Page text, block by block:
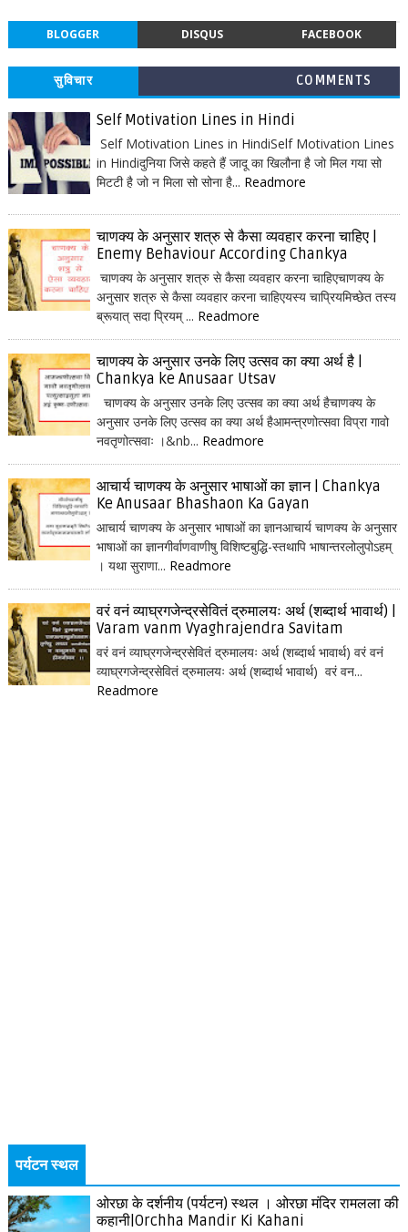
BLOGGER DISQUS FACEBOOK
सुविचार COMMENTS
Self Motivation Lines in Hindi
Self Motivation Lines in HindiSelf Motivation Lines
in Hindiदुनिया जिसे कहते हैं जादू का खिलौना है जो मिल गया सो
मिटटी है जो न मिला सो सोना है... Readmore
चाणक्य के अनुसार शत्रु से कैसा व्यवहार करना चाहिए |
Enemy Behaviour According Chankya
चाणक्य के अनुसार शत्रु से कैसा व्यवहार करना चाहिएचाणक्य के
अनुसार शत्रु से कैसा व्यवहार करना चाहिएयस्य चाप्रियमिच्छेत तस्य
ब्रूयात् सदा प्रियम् ... Readmore
चाणक्य के अनुसार उनके लिए उत्सव का क्या अर्थ है |
Chankya ke Anusaar Utsav
चाणक्य के अनुसार उनके लिए उत्सव का क्या अर्थ हैचाणक्य के
अनुसार उनके लिए उत्सव का क्या अर्थ हैआमन्त्रणोत्सवा विप्रा गावो
नवतृणोत्सवाः ।&nb... Readmore
आचार्य चाणक्य के अनुसार भाषाओं का ज्ञान | Chankya
Ke Anusaar Bhashaon Ka Gayan
आचार्य चाणक्य के अनुसार भाषाओं का ज्ञानआचार्य चाणक्य के अनुसार
भाषाओं का ज्ञानगीर्वाणवाणीषु विशिष्टबुद्धि-स्तथापि भाषान्तरलोलुपोऽहम्
। यथा सुराणा... Readmore
वरं वनं व्याघ्रगजेन्द्रसेवितं द्रुमालयः अर्थ (शब्दार्थ भावार्थ) |
Varam vanm Vyaghrajendra Savitam
वरं वनं व्याघ्रगजेन्द्रसेवितं द्रुमालयः अर्थ (शब्दार्थ भावार्थ) वरं वनं
व्याघ्रगजेन्द्रसेवितं द्रुमालयः अर्थ (शब्दार्थ भावार्थ) वरं वन...
Readmore
पर्यटन स्थल
ओरछा के दर्शनीय (पर्यटन) स्थल । ओरछा मंदिर रामलला की
कहानी|Orchha Mandir Ki Kahani